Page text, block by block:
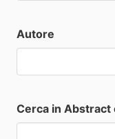
Autore
Cerca in Abstract